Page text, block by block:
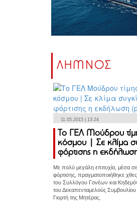
ΛΗΜΝΟΣ
11.05.2015 | 13:24
Το ΓΕΛ Μούδρου
κόσμου | Σε κλίμα
φόρτισης η
Με πολύ μεγάλη επιτυχία, μέσα σε
φόρτισης, πραγματοποιήθηκε
του Συλλόγου Γονέων και
του Δεκαπενταμελούς
Γιορτή της Μητέρας.